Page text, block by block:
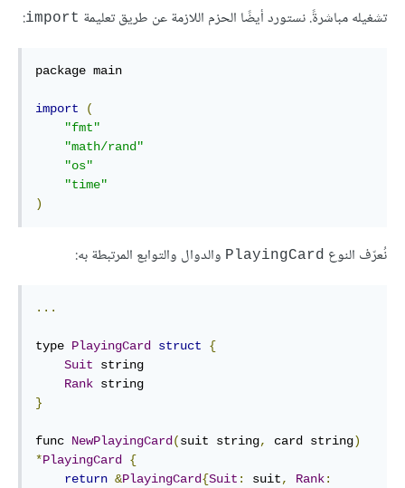
تشغيله مباشرةً. نستورد أيضًا الحزم اللازمة عن طريق تعليمة import
:
package main
import
(
"fmt"
"math/rand"
"os"
"time"
)
نُعرّف النوع PlayingCard والدوال والتوابع المرتبطة به:
...
type PlayingCard struct
{
Suit string
Rank
}
func NewPlayingCard(suit string, card string)
*PlayingCard {
return &PlayingCard{Suit : suit, Rank: